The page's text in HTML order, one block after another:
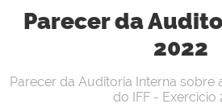
Parecer da
2022
Parecer da Auditoria Interna sobre
do IFF - Exercício